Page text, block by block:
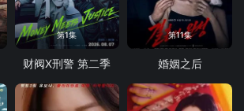
第1集
财阀X刑警 第二季
第11集
婚姻之后